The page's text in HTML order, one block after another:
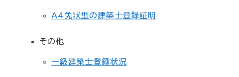
A4免状型の建築士登録証明
その他
一級建築士登録状況